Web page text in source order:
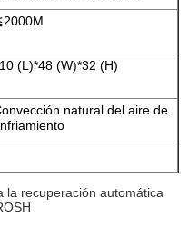
(L)*48 (W)*32 (H)
natural del aire de
la recuperación automática